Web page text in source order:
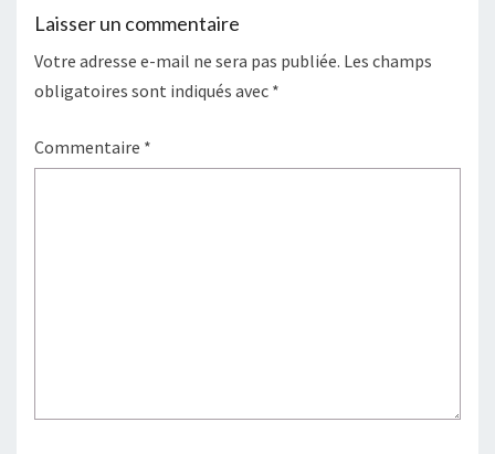
Laisser un commentaire
Votre adresse e-mail ne sera pas publiée. Les champs
obligatoires sont indiqués avec *
Commentaire *